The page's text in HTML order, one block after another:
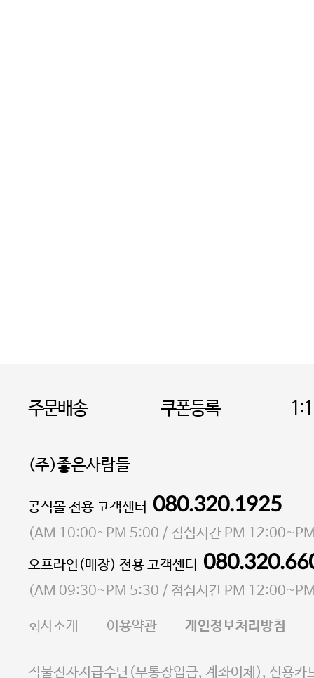
주문배송 쿠폰등록
(주)좋은사람들
대표 이성현,박영환| 개인정보관리책임자 김상현
소재지 서울특별시 마포구 마포대로4다길 41 마포
통신판매업 신고번호 2023-서울마포-3931호
사업자등록번호 105-81-58242
E-MAIL goodpeople@gpin.co.kr
사업자정보확인
이니시스 에스크로 서비
공식몰 전용 고객센터 080.320.1925
(AM 10:00~PM 5:00 / 점심시간 PM
오프라인(매장) 전용 고객센터
(AM 09:30~PM 5:30 / 점심시간 PM
회사소개 이용약관 개인정보처리방침
직불전자지급수단(무통장입금, 계좌이체), 신용카